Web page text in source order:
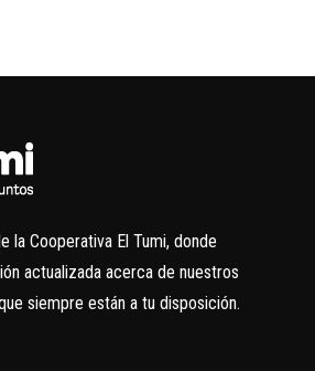
la Cooperativa El Tumi, donde
actualizada acerca de nuestros
siempre están a tu disposición.